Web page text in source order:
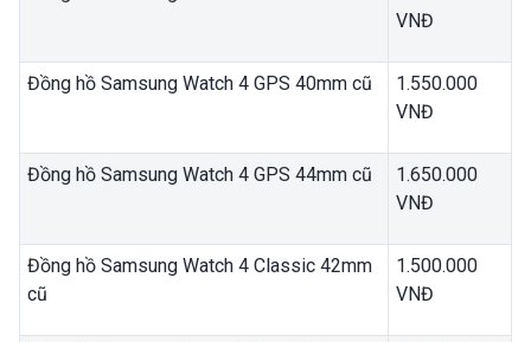
VNĐ
Đồng hồ Samsung Watch 4 GPS 40mm cũ
1.550.000
VNĐ
Đồng hồ Samsung Watch 4 GPS 44mm cũ
1.650.000
VNĐ
Đồng hồ Samsung Watch 4 Classic 42mm
cũ
1.500.000
VNĐ